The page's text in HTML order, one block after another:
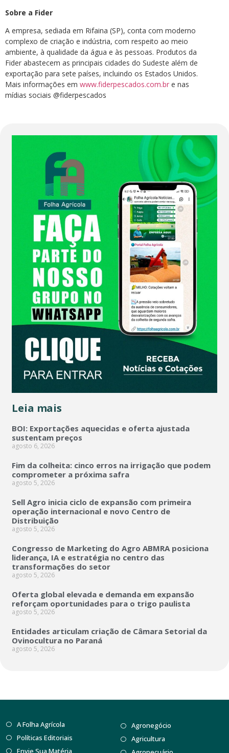
Sobre a Fider
A empresa, sediada em Rifaina (SP), conta com moderno
complexo de criação e indústria, com respeito ao meio
ambiente, à qualidade da água e às pessoas. Produtos da
Fider abastecem as principais cidades do Sudeste além de
exportação para sete países, incluindo os Estados Unidos.
Mais informações em www.fiderpescados.com.br e nas
mídias sociais @fiderpescados
Leia mais
BOI: Exportações aquecidas e oferta ajustada
sustentam preços
agosto 6, 2026
Fim da colheita: cinco erros na irrigação que podem
comprometer a próxima safra
agosto 5, 2026
Sell Agro inicia ciclo de expansão com primeira
operação internacional e novo Centro de
Distribuição
agosto 5, 2026
Congresso de Marketing do Agro ABMRA posiciona
liderança, IA e estratégia no centro das
transformações do setor
agosto 5, 2026
Oferta global elevada e demanda em expansão
reforçam oportunidades para o trigo paulista
agosto 5, 2026
Entidades articulam criação de Câmara Setorial da
Ovinocultura no Paraná
agosto 5, 2026
A Folha Agrícola
Políticas Editoriais
Envie Sua Matéria
Agronegócio
Agricultura